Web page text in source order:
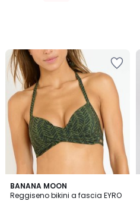
BANANA MOON
Reggiseno bikini a fascia EYRO
3
/